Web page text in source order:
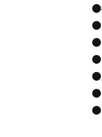
●
●
●
●
●
●
●